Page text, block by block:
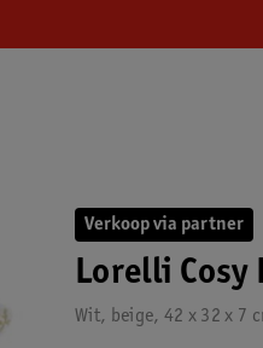
Verkoop via partner
Lorelli Cosy
Wit, beige, 42 x 32 x 7